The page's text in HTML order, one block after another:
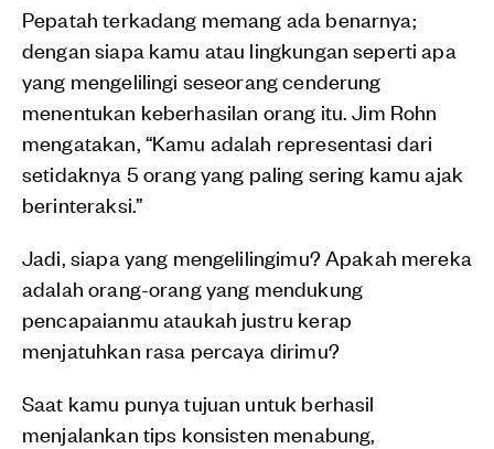
Pepatah terkadang memang ada benarnya;
dengan siapa kamu atau lingkungan seperti apa
yang mengelilingi seseorang cenderung
menentukan keberhasilan orang itu. Jim Rohn
mengatakan, “Kamu adalah representasi dari
setidaknya 5 orang yang paling sering kamu ajak
berinteraksi.”
Jadi, siapa yang mengelilingimu? Apakah mereka
adalah orang-orang yang mendukung
pencapaianmu ataukah justru kerap
menjatuhkan rasa percaya dirimu?
Saat kamu punya tujuan untuk berhasil
menjalankan tips konsisten menabung,